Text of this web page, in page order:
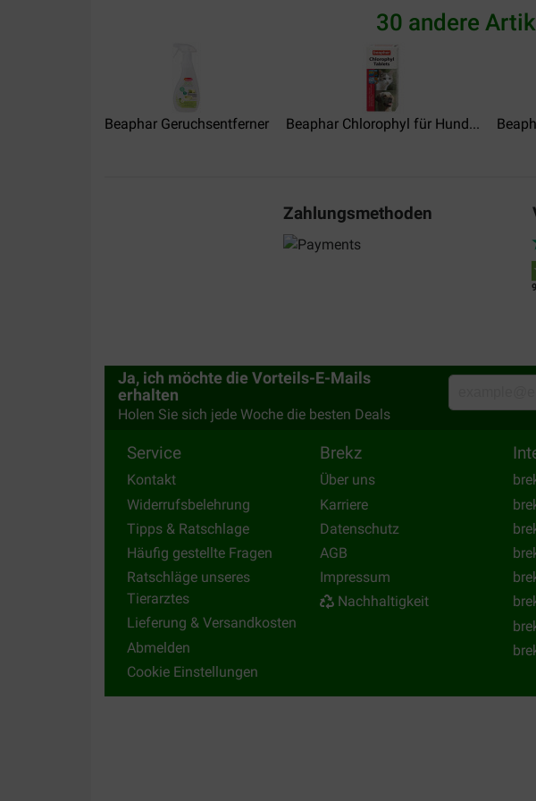
30 andere
Beaphar Geruchsentferner Beaphar Chlorophyl für Hund...
Zahlungsmethoden
Ja, ich möchte die Vorteils-E-Mails
erhalten
Holen Sie sich jede Woche die besten Deals
Service
Kontakt
Widerrufsbelehrung
Tipps & Ratschlage
Häufig gestellte Fragen
Ratschläge unseres
Tierarztes
Lieferung & Versandkosten
Abmelden
Cookie Einstellungen
Brekz
Über uns
Karriere
Datenschutz
AGB
Impressum
Nachhaltigkeit